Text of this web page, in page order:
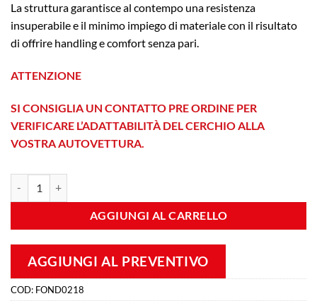
La struttura garantisce al contempo una resistenza
insuperabile e il minimo impiego di materiale con il risultato
di offrire handling e comfort senza pari.
ATTENZIONE
SI CONSIGLIA UN CONTATTO PRE ORDINE PER
VERIFICARE L’ADATTABILITÀ DEL CERCHIO ALLA
VOSTRA AUTOVETTURA.
AGGIUNGI AL CARRELLO
AGGIUNGI AL PREVENTIVO
COD: FOND0218